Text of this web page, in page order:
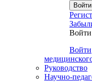
Войти
Войти
Руководство
Научно-